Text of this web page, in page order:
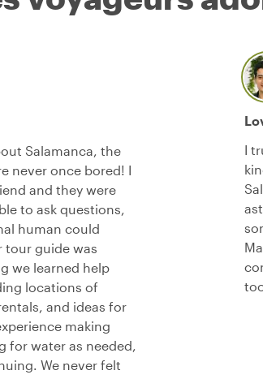
Salamanca, the
never once bored! I
and they were
to ask questions,
human could
tour guide was
we learned help
locations of
and ideas for
making
water as needed,
We never felt
I